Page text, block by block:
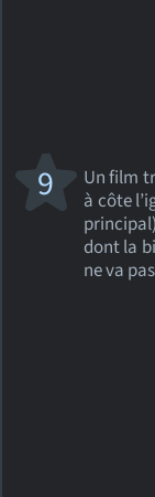
Un film
à côte
dont la
ne va
9